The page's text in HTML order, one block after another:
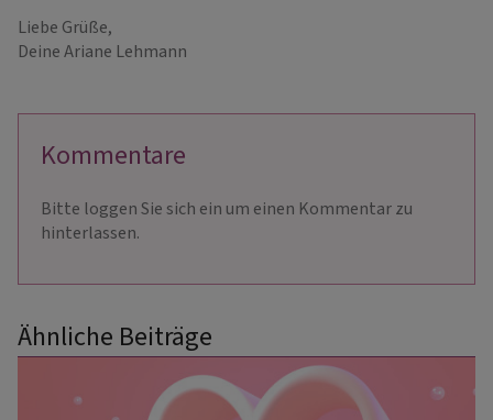
Liebe Grüße,
Deine Ariane Lehmann
Kommentare
Bitte loggen Sie sich ein um einen Kommentar zu
hinterlassen.
Ähnliche Beiträge